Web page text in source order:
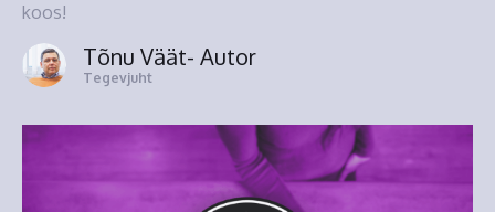
koos!
Tõnu Väät- Autor
Tegevjuht